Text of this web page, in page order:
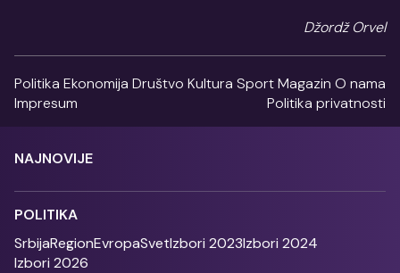
Džordž Orvel
Politika Ekonomija Društvo Kultura SportMagazin O nama
Impresum
Politika privatnosti
NAJNOVIJE
POLITIKA
SrbijaRegionEvropaSvetIzbori 2023Izbori 2024
Izbori 2026